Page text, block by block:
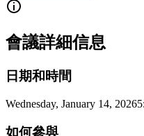
會議詳細信息
日期和時間
Wednesday, January 14, 2026
如何參與